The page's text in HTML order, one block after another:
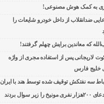
به کمک هوش مصنوعی!
ضدانقلاب از داخل خودرو شایعات را
که معاندین برایش چهلم گرفتند!
لاریجانی پس از استفاده مجری از واژه
خلیج فارس
سه نفتکش توقیف شده توسط هند با ایران
زیر سوال بردند